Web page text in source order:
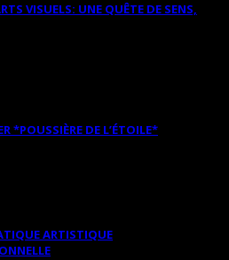
VISUELS: UNE QUÊTE DE SENS,
*POUSSIÈRE DE L’ÉTOILE*
ARTISTIQUE